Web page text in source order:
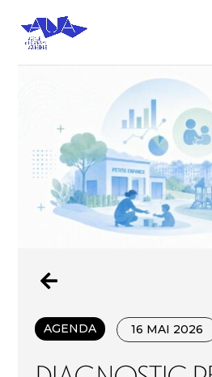

AGENDA 16 MAI 2026